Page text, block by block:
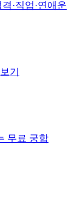
·직업·연애운
기
무료 궁합